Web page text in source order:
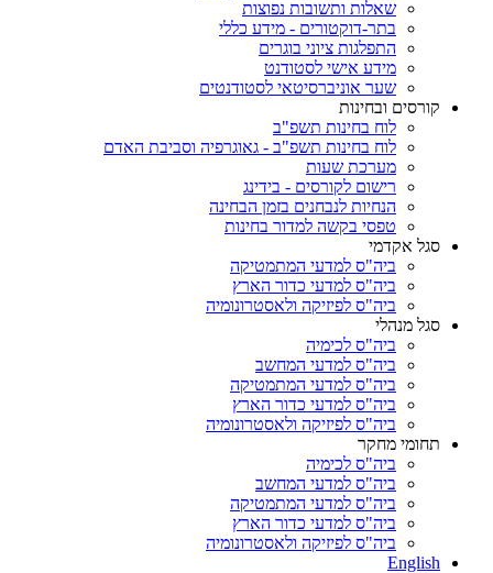
שאלות ותשובות נפוצות
בתר-דוקטורים - מידע כללי
התפלגות ציוני בוגרים
מידע אישי לסטודנט
שער אוניברסיטאי לסטודנטים
קורסים ובחינות
לוח בחינות תשפ"ב
לוח בחינות תשפ"ב - גאוגרפיה וסביבת האדם
מערכת שעות
רישום לקורסים - בידינג
הנחיות לנבחנים בזמן הבחינה
טפסי בקשה למדור בחינות
סגל אקדמי
ביה"ס למדעי המתמטיקה
ביה"ס למדעי כדור הארץ
ביה"ס לפיזיקה ולאסטרונומיה
סגל מנהלי
ביה"ס לכימיה
ביה"ס למדעי המחשב
ביה"ס למדעי המתמטיקה
ביה"ס למדעי כדור הארץ
ביה"ס לפיזיקה ולאסטרונומיה
תחומי מחקר
ביה"ס לכימיה
ביה"ס למדעי המחשב
ביה"ס למדעי המתמטיקה
ביה"ס למדעי כדור הארץ
ביה"ס לפיזיקה ולאסטרונומיה
English